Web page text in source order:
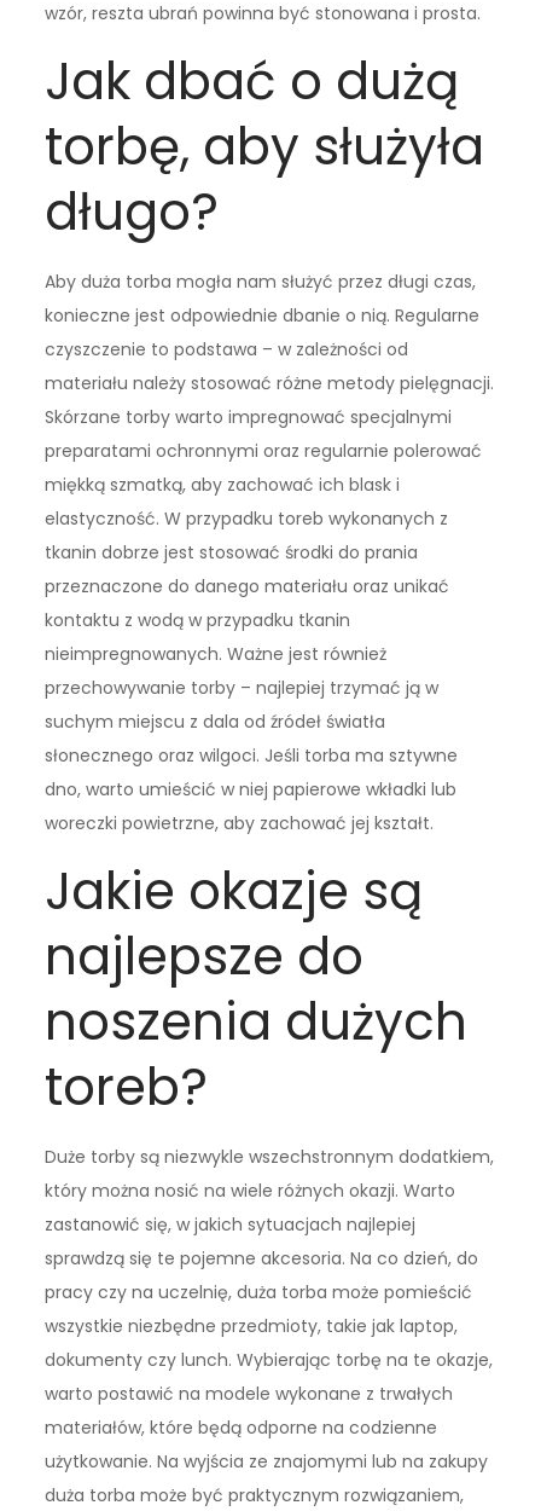
wzór, reszta ubrań powinna być stonowana i prosta.
Jak dbać o dużą
torbę, aby służyła
długo?
Aby duża torba mogła nam służyć przez długi czas,
konieczne jest odpowiednie dbanie o nią. Regularne
czyszczenie to podstawa – w zależności od
materiału należy stosować różne metody pielęgnacji.
Skórzane torby warto impregnować specjalnymi
preparatami ochronnymi oraz regularnie polerować
miękką szmatką, aby zachować ich blask i
elastyczność. W przypadku toreb wykonanych z
tkanin dobrze jest stosować środki do prania
przeznaczone do danego materiału oraz unikać
kontaktu z wodą w przypadku tkanin
nieimpregnowanych. Ważne jest również
przechowywanie torby – najlepiej trzymać ją w
suchym miejscu z dala od źródeł światła
słonecznego oraz wilgoci. Jeśli torba ma sztywne
dno, warto umieścić w niej papierowe wkładki lub
woreczki powietrzne, aby zachować jej kształt.
Jakie okazje są
najlepsze do
noszenia dużych
toreb?
Duże torby są niezwykle wszechstronnym dodatkiem,
który można nosić na wiele różnych okazji. Warto
zastanowić się, w jakich sytuacjach najlepiej
sprawdzą się te pojemne akcesoria. Na co dzień, do
pracy czy na uczelnię, duża torba może pomieścić
wszystkie niezbędne przedmioty, takie jak laptop,
dokumenty czy lunch. Wybierając torbę na te okazje,
warto postawić na modele wykonane z trwałych
materiałów, które będą odporne na codzienne
użytkowanie. Na wyjścia ze znajomymi lub na zakupy
duża torba może być praktycznym rozwiązaniem,